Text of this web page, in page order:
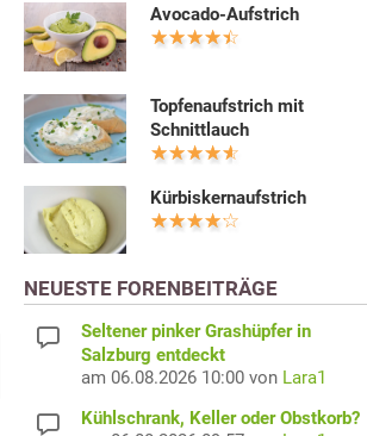
Avocado-Aufstrich
Topfenaufstrich mit
Schnittlauch
Kürbiskernaufstrich
NEUESTE FORENBEITRÄGE
Seltener pinker Grashüpfer in
Salzburg entdeckt
am 06.08.2026 10:00 von Lara1
Kühlschrank, Keller oder Obstkorb?